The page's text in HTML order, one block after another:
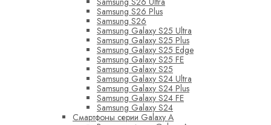
Samsung S26 Plus
Samsung S26
Samsung Galaxy S25 Ultra
Samsung Galaxy S25 Plus
Samsung Galaxy S25 Edge
Samsung Galaxy S25 FE
Samsung Galaxy S25
Samsung Galaxy S24 Ultra
Samsung Galaxy S24 Plus
Samsung Galaxy S24 FE
Samsung Galaxy S24
Смартфоны серии Galaxy A